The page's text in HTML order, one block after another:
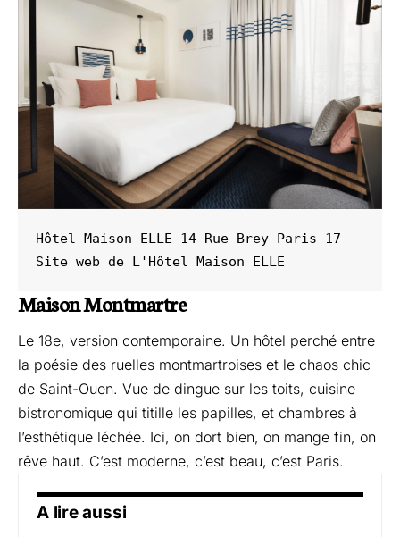
Hôtel Maison ELLE 14 Rue Brey Paris 17
Site web de L'Hôtel Maison ELLE
Maison Montmartre
Le 18e, version contemporaine. Un hôtel perché entre
la poésie des ruelles montmartroises et le chaos chic
de Saint-Ouen. Vue de dingue sur les toits, cuisine
bistronomique qui titille les papilles, et chambres à
l’esthétique léchée. Ici, on dort bien, on mange fin, on
rêve haut. C’est moderne, c’est beau, c’est Paris.
A lire aussi